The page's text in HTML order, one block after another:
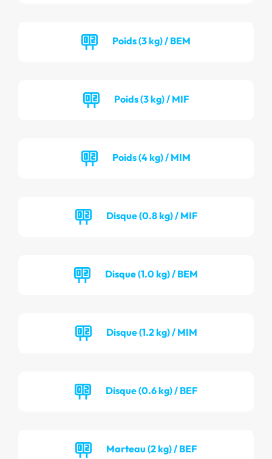
Poids (3 kg) / BEM
Poids (3 kg) / MIF
Poids (4 kg) / MIM
Disque (0.8 kg) / MIF
Disque (1.0 kg) / BEM
Disque (1.2 kg) / MIM
Disque (0.6 kg) / BEF
Marteau (2 kg) / BEF